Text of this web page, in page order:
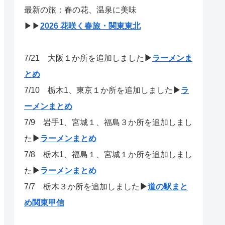
最新の旅：春の花、温泉に美味
▶▶2026 花咲く春旅・関東東北
7/21 大阪１か所を追加しました ▶ラーメンま
とめ
7/10 栃木1、東京１か所を追加しました ▶ラ
ーメンまとめ
7/9 岩手1、宮城１、福島３か所を追加しまし
た ▶ラーメンまとめ
7/8 栃木1、福島１、宮城１か所を追加しまし
た ▶ラーメンまとめ
7/7 栃木３か所を追加しました ▶道の駅まと
め関東甲信